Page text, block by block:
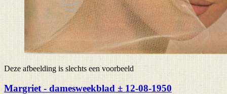
Deze afbeelding is slechts een voorbeeld
Margriet - damesweekblad ± 12-08-1950